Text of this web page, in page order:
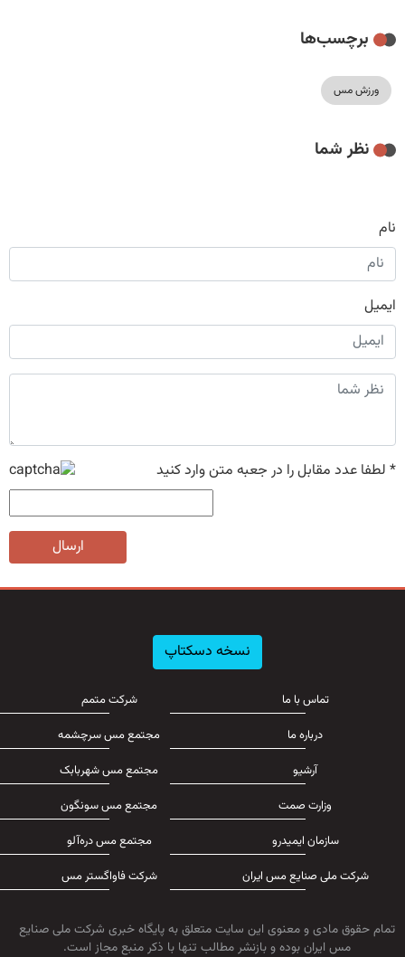
برچسب‌ها
ورزش مس
نظر شما
نام
ایمیل
* لطفا عدد مقابل را در جعبه متن وارد کنید
ارسال
نسخه دسکتاپ
تماس با ما
درباره ما
آرشیو
وزارت صمت
سازمان ایمیدرو
شرکت ملی صنایع مس ایران
شرکت متمم
مجتمع مس سرچشمه
مجتمع مس شهربابک
مجتمع مس سونگون
مجتمع مس دره‌آلو
شرکت فاواگستر مس
تمام حقوق مادی و معنوی این سایت متعلق به پایگاه خبری شرکت ملی صنایع
مس ایران بوده و بازنشر مطالب تنها با ذکر منبع مجاز است.